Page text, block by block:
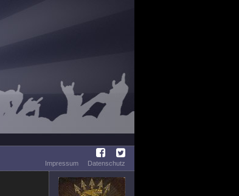
Impressum
Datenschutz